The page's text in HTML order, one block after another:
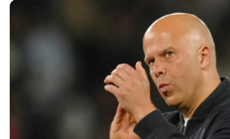
SHOWBIZ
SHENDETI